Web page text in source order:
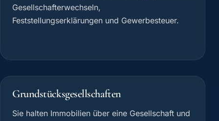
Gesellschafterwechseln,
Feststellungserklärungen und Gewerbesteuer.
Grundstücksgesellschaften
Sie halten Immobilien über eine Gesellschaft und